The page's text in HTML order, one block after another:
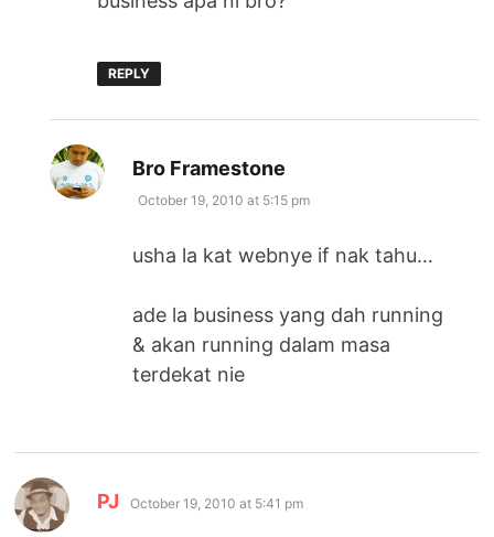
REPLY
Bro Framestone
October 19, 2010 at 5:15 pm
usha la kat webnye if nak tahu…
ade la business yang dah running
& akan running dalam masa
terdekat nie
PJ says:
October 19, 2010 at 5:41 pm